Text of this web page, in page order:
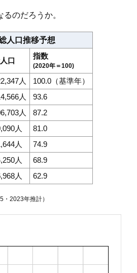
1.6万円
1.6万円 61万円
1.5万円 244万円
1.5万円 72万円
1.4万円 35万円
1.2万円 254万円
1.1万円 112万円
1.1万円 17万円
のだろうか。
人口推移予想
口
指数
(2020年＝100)
人
100.0（基準年）
人
93.6
人
87.2
人
81.0
人
74.9
人
68.9
人 62.9
・2023年推計）